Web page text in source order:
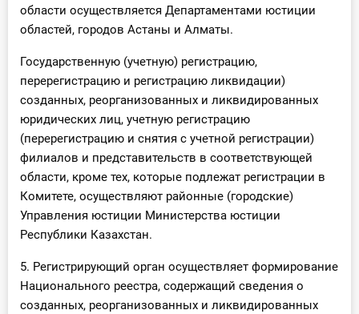
области осуществляется Департаментами юстиции
областей, городов Астаны и Алматы.
Государственную (учетную) регистрацию,
перерегистрацию и регистрацию ликвидации)
созданных, реорганизованных и ликвидированных
юридических лиц, учетную регистрацию
(перерегистрацию и снятия с учетной регистрации)
филиалов и представительств в соответствующей
области, кроме тех, которые подлежат регистрации в
Комитете, осуществляют районные (городские)
Управления юстиции Министерства юстиции
Республики Казахстан.
5. Регистрирующий орган осуществляет формирование
Национального реестра, содержащий сведения о
созданных, реорганизованных и ликвидированных